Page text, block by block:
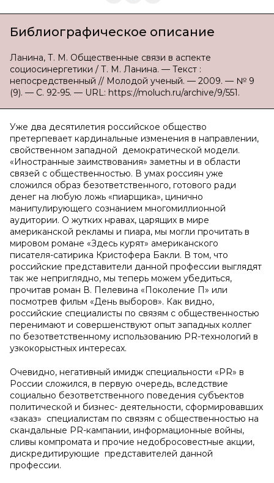
Библиографическое описание
Ланина, Т. М. Общественные связи в аспекте
социосинергетики / Т. М. Ланина. — Текст :
непосредственный // Молодой ученый. — 2009. — № 9
(9). — С. 92-95. — URL: https://moluch.ru/archive/9/551.
Уже два десятилетия российское общество
претерпевает кардинальные изменения в направлении,
свойственном западной демократической модели.
«Иностранные заимствования» заметны и в области
связей с общественностью. В умах россиян уже
сложился образ безответственного, готового ради
денег на любую ложь «пиарщика», цинично
манипулирующего сознанием многомиллионной
аудитории. О жутких нравах, царящих в мире
американской рекламы и пиара, мы могли прочитать в
мировом романе «Здесь курят» американского
писателя-сатирика Кристофера Бакли. В том, что
российские представители данной профессии выглядят
так же неприглядно, мы теперь можем убедиться,
прочитав роман В. Пелевина «Поколение П» или
посмотрев фильм «День выборов». Как видно,
российские специалисты по связям с общественностью
перенимают и совершенствуют опыт западных коллег
по безответственному использованию PR-технологий в
узкокорыстных интересах.
Очевидно, негативный имидж специальности «PR» в
России сложился, в первую очередь, вследствие
социально безответственного поведения субъектов
политической и бизнес- деятельности, сформировавших
«заказ» специалистам по связям с общественностью на
скандальные PR-кампании, информационные войны,
сливы компромата и прочие недобросовестные акции,
дискредитирующие представителей данной
профессии.